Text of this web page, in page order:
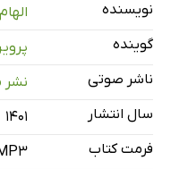
نویسنده
گوینده
ناشر صوتی
نشر
سال انتشار
۱۴۰۱
فرمت کتاب